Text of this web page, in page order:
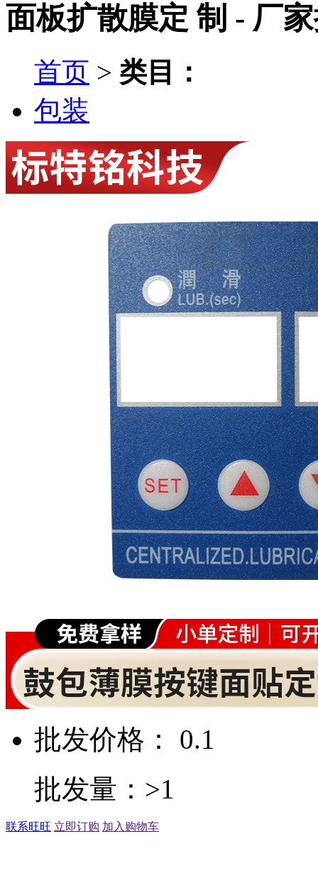
面板扩散膜定 制 - 厂
首页 > 类目：
包装
批发价格： 0.1
批发量：>1
联系旺旺 立即订购 加入购物车